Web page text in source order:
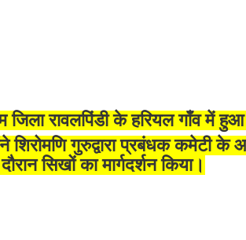
रावलपिंडी के हरियल गाँव में हुआ
गुरुद्वारा प्रबंधक कमेटी के
सिखों का मार्गदर्शन किया।